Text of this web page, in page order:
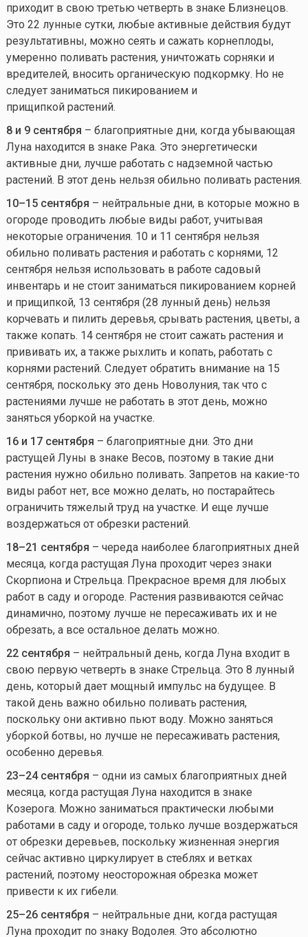
приходит в свою третью четверть в знаке Близнецов.
Это 22 лунные сутки, любые активные действия будут
результативны, можно сеять и сажать корнеплоды,
умеренно поливать растения, уничтожать сорняки и
вредителей, вносить органическую подкормку. Но не
следует заниматься пикированием и
прищипкой растений.
8 и 9 сентября – благоприятные дни, когда убывающая
Луна находится в знаке Рака. Это энергетически
активные дни, лучше работать с надземной частью
растений. В этот день нельзя обильно поливать растения.
10–15 сентября – нейтральные дни, в которые можно в
огороде проводить любые виды работ, учитывая
некоторые ограничения. 10 и 11 сентября нельзя
обильно поливать растения и работать с корнями, 12
сентября нельзя использовать в работе садовый
инвентарь и не стоит заниматься пикированием корней
и прищипкой, 13 сентября (28 лунный день) нельзя
корчевать и пилить деревья, срывать растения, цветы, а
также копать. 14 сентября не стоит сажать растения и
прививать их, а также рыхлить и копать, работать с
корнями растений. Следует обратить внимание на 15
сентября, поскольку это день Новолуния, так что с
растениями лучше не работать в этот день, можно
заняться уборкой на участке.
16 и 17 сентября – благоприятные дни. Это дни
растущей Луны в знаке Весов, поэтому в такие дни
растения нужно обильно поливать. Запретов на какие-то
виды работ нет, все можно делать, но постарайтесь
ограничить тяжелый труд на участке. И еще лучше
воздержаться от обрезки растений.
18–21 сентября – череда наиболее благоприятных дней
месяца, когда растущая Луна проходит через знаки
Скорпиона и Стрельца. Прекрасное время для любых
работ в саду и огороде. Растения развиваются сейчас
динамично, поэтому лучше не пересаживать их и не
обрезать, а все остальное делать можно.
22 сентября – нейтральный день, когда Луна входит в
свою первую четверть в знаке Стрельца. Это 8 лунный
день, который дает мощный импульс на будущее. В
такой день важно обильно поливать растения,
поскольку они активно пьют воду. Можно заняться
уборкой ботвы, но лучше не пересаживать растения,
особенно деревья.
23–24 сентября – одни из самых благоприятных дней
месяца, когда растущая Луна находится в знаке
Козерога. Можно заниматься практически любыми
работами в саду и огороде, только лучше воздержаться
от обрезки деревьев, поскольку жизненная энергия
сейчас активно циркулирует в стеблях и ветках
растений, поэтому неосторожная обрезка может
привести к их гибели.
25–26 сентября – нейтральные дни, когда растущая
Луна проходит по знаку Водолея. Это абсолютно